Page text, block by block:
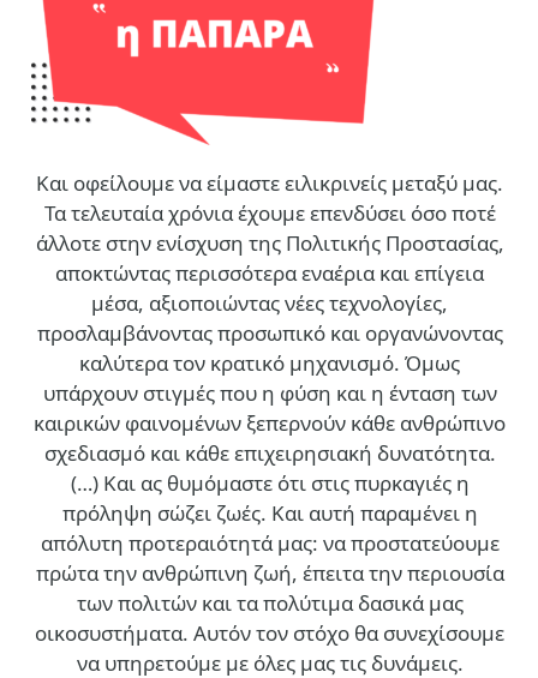
Και οφείλουμε να είμαστε ειλικρινείς μεταξύ μας.
Τα τελευταία χρόνια έχουμε επενδύσει όσο ποτέ
άλλοτε στην ενίσχυση της Πολιτικής Προστασίας,
αποκτώντας περισσότερα εναέρια και επίγεια
μέσα, αξιοποιώντας νέες τεχνολογίες,
προσλαμβάνοντας προσωπικό και οργανώνοντας
καλύτερα τον κρατικό μηχανισμό. Όμως
υπάρχουν στιγμές που η φύση και η ένταση των
καιρικών φαινομένων ξεπερνούν κάθε ανθρώπινο
σχεδιασμό και κάθε επιχειρησιακή δυνατότητα.
(…) Και ας θυμόμαστε ότι στις πυρκαγιές η
πρόληψη σώζει ζωές. Και αυτή παραμένει η
απόλυτη προτεραιότητά μας: να προστατεύουμε
πρώτα την ανθρώπινη ζωή, έπειτα την περιουσία
των πολιτών και τα πολύτιμα δασικά μας
οικοσυστήματα. Αυτόν τον στόχο θα συνεχίσουμε
να υπηρετούμε με όλες μας τις δυνάμεις.